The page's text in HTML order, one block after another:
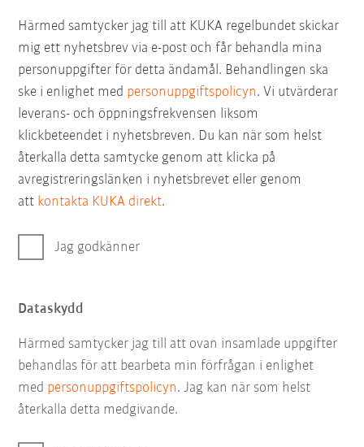
Härmed samtycker jag till att KUKA regelbundet skickar
mig ett nyhetsbrev via e-post och får behandla mina
personuppgifter för detta ändamål. Behandlingen ska
ske i enlighet med personuppgiftspolicyn. Vi utvärderar
leverans- och öppningsfrekvensen liksom
klickbeteendet i nyhetsbreven. Du kan när som helst
återkalla detta samtycke genom att klicka på
avregistreringslänken i nyhetsbrevet eller genom
att kontakta KUKA direkt.
Jag godkänner
Dataskydd
Härmed samtycker jag till att ovan insamlade uppgifter
behandlas för att bearbeta min förfrågan i enlighet
med personuppgiftspolicyn. Jag kan när som helst
återkalla detta medgivande.